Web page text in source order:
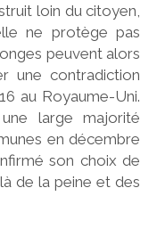
loin du citoyen,
ne protège pas
peuvent alors
une contradiction
au Royaume-Uni.
large majorité
en décembre
son choix de
de la peine et des